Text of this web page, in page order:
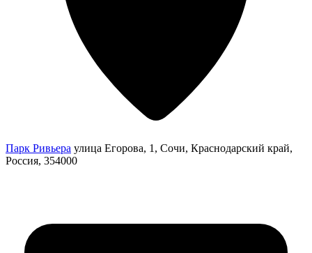
Парк Ривьера улица Егорова, 1, Сочи, Краснодарский край,
Россия, 354000